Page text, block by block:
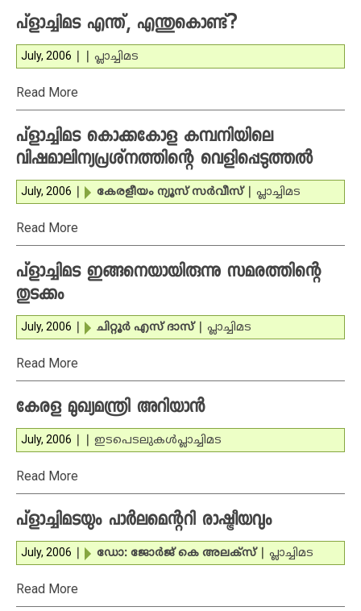
പ്‌ളാച്ചിമട എന്ത്, എന്തുകൊണ്ട്?
July, 2006 പ്ലാച്ചിമട
Read More
പ്‌ളാച്ചിമട കൊക്കകോള കമ്പനിയിലെ
വിഷമാലിന്യപ്രശ്‌നത്തിന്റെ വെളിപ്പെടുത്തല്‍
July, 2006 കേരളീയം ന്യൂസ് സര്‍വീസ് പ്ലാച്ചിമട
Read More
പ്‌ളാച്ചിമട ഇങ്ങനെയായിരുന്നു സമരത്തിന്റെ
തുടക്കം
July, 2006 ചിറ്റൂര്‍ എസ് ദാസ് പ്ലാച്ചിമട
Read More
കേരള മുഖ്യമന്ത്രി അറിയാന്‍
July, 2006 ഇടപെടലുകള്‍പ്ലാച്ചിമട
Read More
പ്‌ളാച്ചിമടയും പാര്‍ലമെന്ററി രാഷ്ട്രീയവും
July, 2006 ഡോ: ജോര്‍ജ് കെ അലക്‌സ് പ്ലാച്ചിമട
Read More